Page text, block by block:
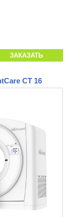
ЗАКАЗАТЬ
CT 16